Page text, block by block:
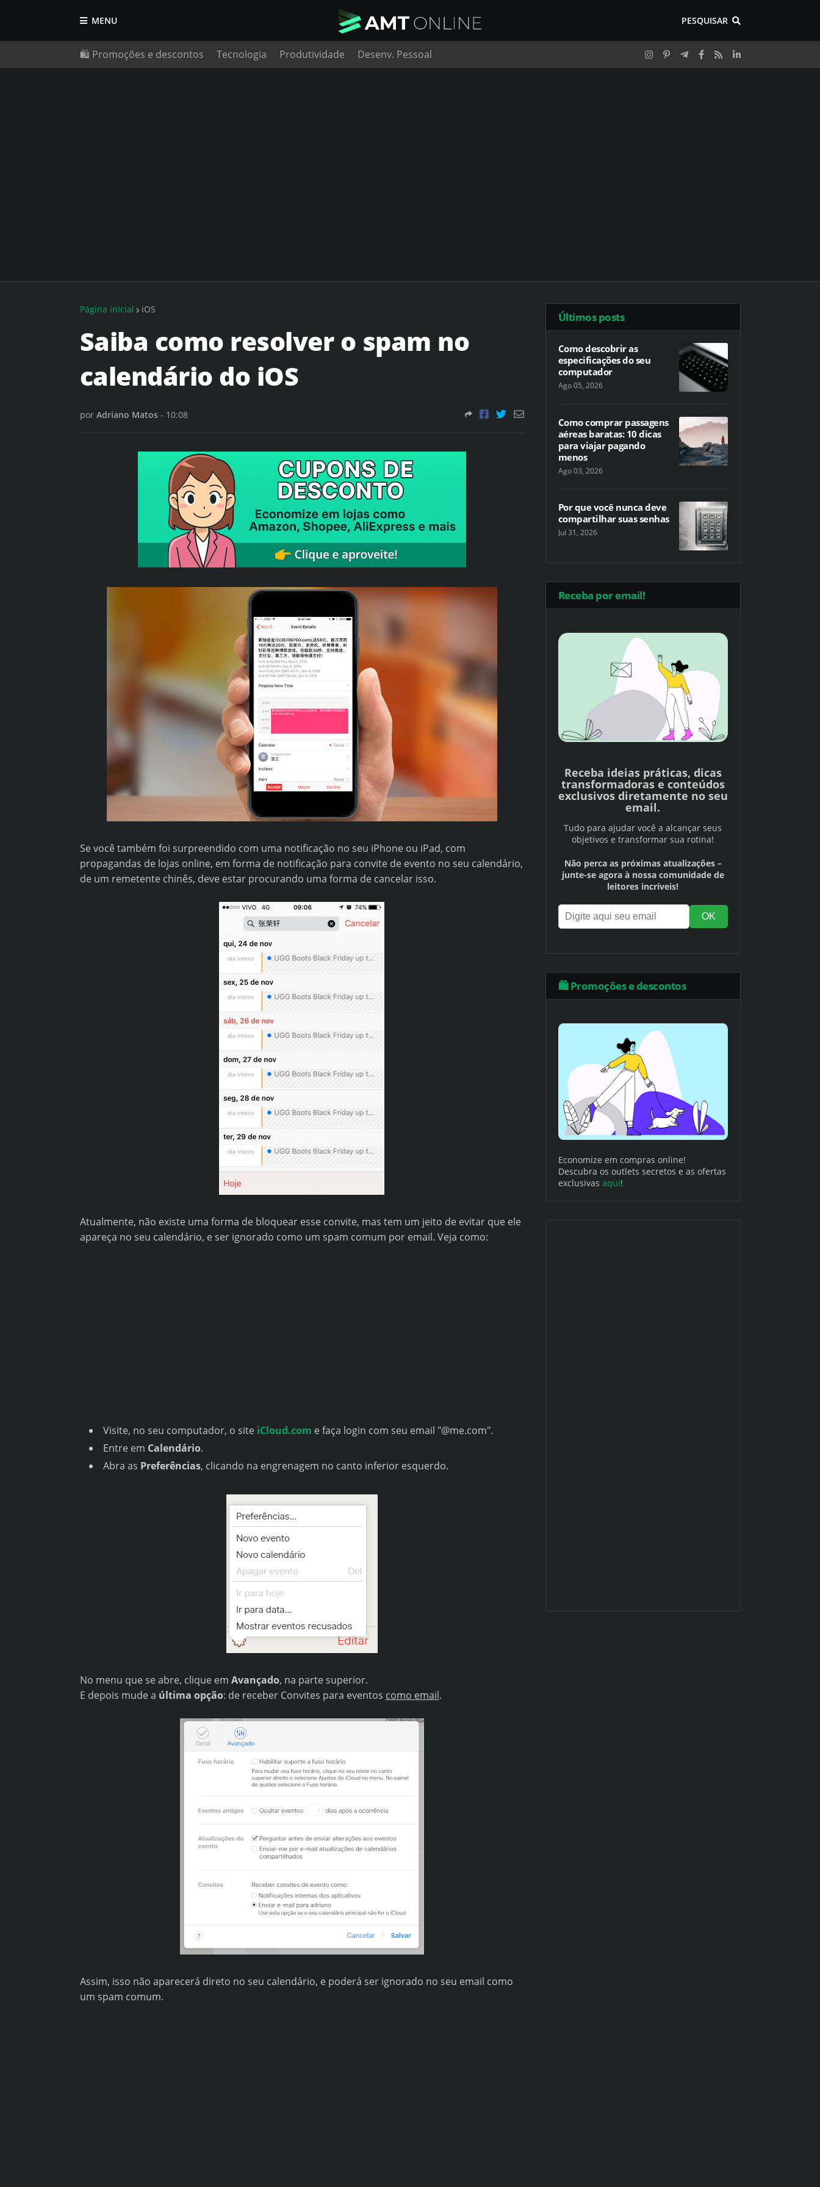
MENU PESQUISAR
🛍️ Promoções e descontos Tecnologia Produtividade Desenv. Pessoal
Página inicial iOS
Saiba como resolver o spam no
calendário do iOS
por Adriano Matos - 10:08
Se você também foi surpreendido com uma notificação no seu iPhone ou iPad, com
propagandas de lojas online, em forma de notificação para convite de evento no seu calendário,
de um remetente chinês, deve estar procurando uma forma de cancelar isso.
Atualmente, não existe uma forma de bloquear esse convite, mas tem um jeito de evitar que ele
apareça no seu calendário, e ser ignorado como um spam comum por email. Veja como:
Visite, no seu computador, o site iCloud.com e faça login com seu email "@me.com".
Entre em Calendário.
Abra as Preferências, clicando na engrenagem no canto inferior esquerdo.
No menu que se abre, clique em Avançado, na parte superior.
E depois mude a última opção: de receber Convites para eventos como email.
Assim, isso não aparecerá direto no seu calendário, e poderá ser ignorado no seu email como
um spam comum.
Últimos posts
Como descobrir as
especificações do seu
computador
Ago 05, 2026
Como comprar passagens
aéreas baratas: 10 dicas
para viajar pagando
menos
Ago 03, 2026
Por que você nunca deve
compartilhar suas senhas
Jul 31, 2026
Receba por email!
Receba ideias práticas, dicas
transformadoras e conteúdos
exclusivos diretamente no seu
email.
Tudo para ajudar você a alcançar seus
objetivos e transformar sua rotina!
Não perca as próximas atualizações –
junte-se agora à nossa comunidade de
leitores incríveis!
🛍️ Promoções e descontos
Economize em compras online!
Descubra os outlets secretos e as ofertas
exclusivas aqui!